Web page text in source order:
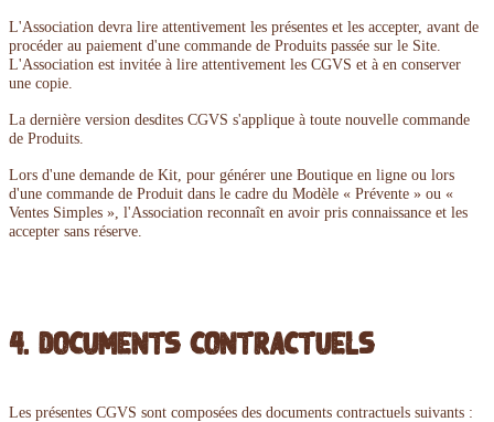
L'Association devra lire attentivement les présentes et les accepter, avant de
procéder au paiement d'une commande de Produits passée sur le Site.
L'Association est invitée à lire attentivement les CGVS et à en conserver
une copie.
La dernière version desdites CGVS s'applique à toute nouvelle commande
de Produits.
Lors d'une demande de Kit, pour générer une Boutique en ligne ou lors
d'une commande de Produit dans le cadre du Modèle « Prévente » ou «
Ventes Simples », l'Association reconnaît en avoir pris connaissance et les
accepter sans réserve.
4. Documents contractuels
Les présentes CGVS sont composées des documents contractuels suivants :